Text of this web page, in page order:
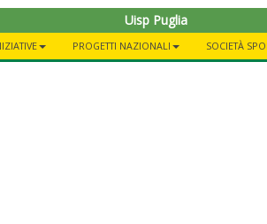
Uisp Puglia
PROGETTI NAZIONALI SOCIETÀ